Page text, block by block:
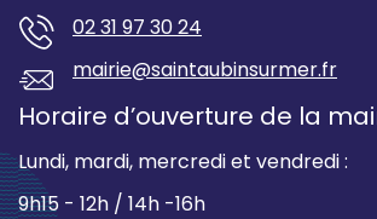
02 31 97 30 24
mairie@saintaubinsurmer.fr
Horaire d’ouverture de la
Lundi, mardi, mercredi et vendredi :
9h15 - 12h / 14h -16h